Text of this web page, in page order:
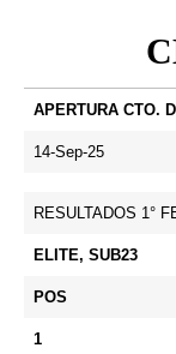
APERTURA CTO.
14-Sep-25
RESULTADOS 1°
ELITE, SUB23
POS
1